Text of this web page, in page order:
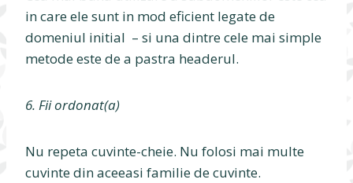
in care ele sunt in mod eficient legate de
domeniul initial – si una dintre cele mai simple
metode este de a pastra headerul.
6. Fii ordonat(a)
Nu repeta cuvinte-cheie. Nu folosi mai multe
cuvinte din aceeasi familie de cuvinte.